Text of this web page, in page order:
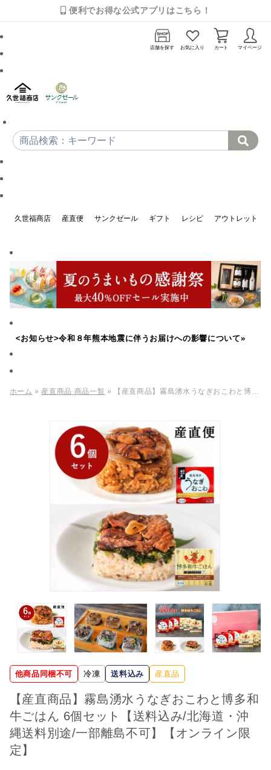
便利でお得な公式アプリはこちら！
店舗を探す お気に入り カート マイページ
久世福商店 産直便 サンクゼール ギフト レシピ アウトレット
<お知らせ>令和８年熊本地震に伴うお届けへの影響について»
ホーム » 産直商品 商品一覧 » 【産直商品】霧島湧水うなぎおこわと博多和牛ごはん 6個セット【送料込み/北海道・沖縄送料別途/一部離島不可】【オンライン限定】
他商品同梱不可 冷凍 送料込み 産直品
【産直商品】霧島湧水うなぎおこわと博多和
牛ごはん 6個セット【送料込み/北海道・沖
縄送料別途/一部離島不可】【オンライン限
定】